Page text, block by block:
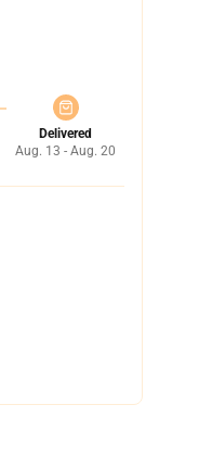
Delivered
Aug. 13 - Aug. 20